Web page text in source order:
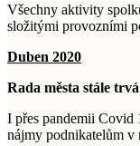
Všechny aktivity
složitými provozními
Duben 2020
Rada města stále
I přes pandemii Covid
nájmy podnikatelům